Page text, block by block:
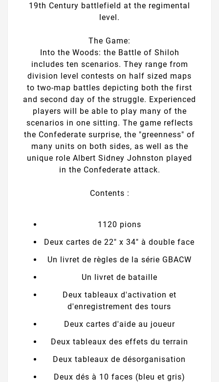
19th Century battlefield at the regimental
level.
The Game:
Into the Woods: the Battle of Shiloh
includes ten scenarios. They range from
division level contests on half sized maps
to two-map battles depicting both the first
and second day of the struggle. Experienced
players will be able to play many of the
scenarios in one sitting. The game reflects
the Confederate surprise, the "greenness" of
many units on both sides, as well as the
unique role Albert Sidney Johnston played
in the Confederate attack.
Contents :
1120 pions
Deux cartes de 22" x 34" à double face
Un livret de règles de la série GBACW
Un livret de bataille
Deux tableaux d'activation et
d'enregistrement des tours
Deux cartes d'aide au joueur
Deux tableaux des effets du terrain
Deux tableaux de désorganisation
Deux dés à 10 faces (bleu et gris)